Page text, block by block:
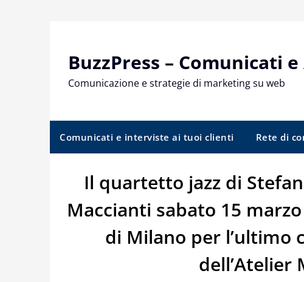
BuzzPress – Comunicati
Comunicazione e strategie di marketing su web
Comunicati e interviste ai tuoi clienti Rete di
Il quartetto jazz di
Maccianti sabato 15
di Milano per l’ultimo
dell’Atelier